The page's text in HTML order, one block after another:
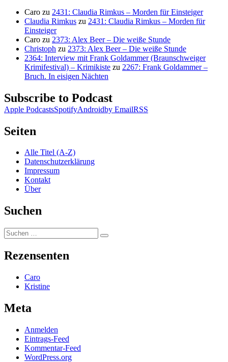
Caro zu 2431: Claudia Rimkus – Morden für Einsteiger
Claudia Rimkus zu 2431: Claudia Rimkus – Morden für
Einsteiger
Caro zu 2373: Alex Beer – Die weiße Stunde
Christoph zu 2373: Alex Beer – Die weiße Stunde
2364: Interview mit Frank Goldammer (Braunschweiger
Krimifestival) – Krimikiste zu 2267: Frank Goldammer –
Bruch. In eisigen Nächten
Subscribe to Podcast
Apple PodcastsSpotifyAndroidby EmailRSS
Seiten
Alle Titel (A-Z)
Datenschutzerklärung
Impressum
Kontakt
Über
Suchen
Suchen
nach:
Suchen
Rezensenten
Caro
Kristine
Meta
Anmelden
Eintrags-Feed
Kommentar-Feed
WordPress.org